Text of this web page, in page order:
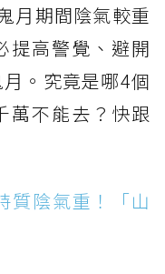
月期間陰氣較重
提高警覺、避開
。究竟是哪4個
萬不能去？快跟
質陰氣重！「山